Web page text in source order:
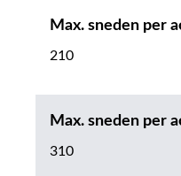
Max. sneden per
210
Max. sneden per
310